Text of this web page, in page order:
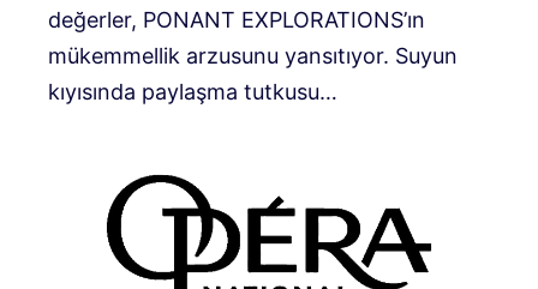
değerler, PONANT EXPLORATIONS’ın
mükemmellik arzusunu yansıtıyor. Suyun
kıyısında paylaşma tutkusu…